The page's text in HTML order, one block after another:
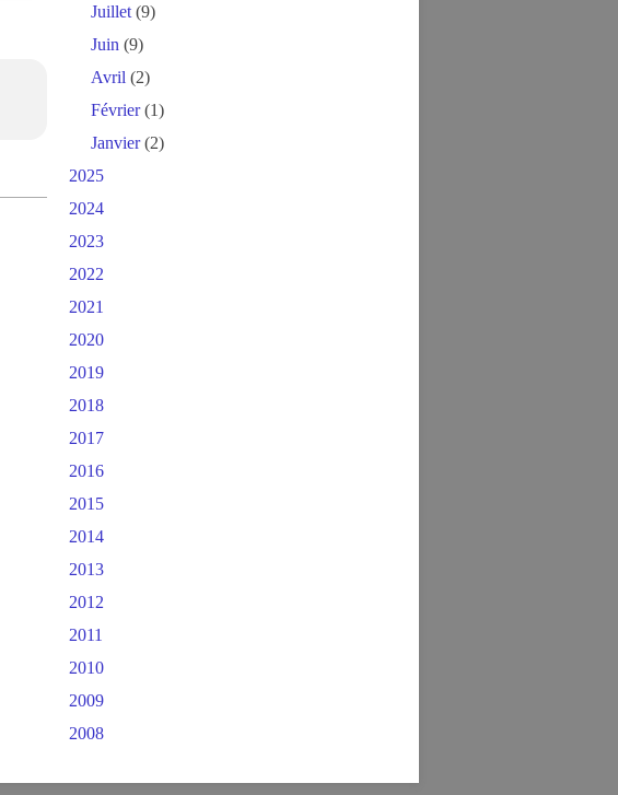
Juillet (9)
Juin (9)
Avril (2)
Février(1)
Janvier(2)
2025
2024
2023
2022
2021
2020
2019
2018
2017
2016
2015
2014
2013
2012
2011
2010
2009
2008